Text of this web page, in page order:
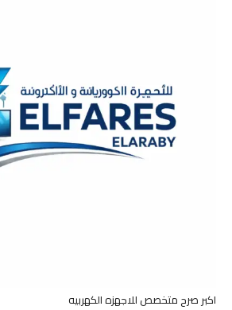
اكبر صرح متخصص للاجهزه الكهربيه